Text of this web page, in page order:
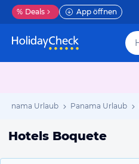
% Deals App öffnen
Panama Urlaub Panama Urlaub
Hotels Boquete